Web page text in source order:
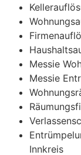
Messie
Messie
Innkreis